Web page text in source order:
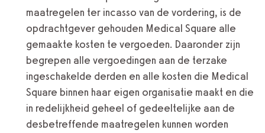
maatregelen ter incasso van de vordering, is de
opdrachtgever gehouden Medical Square alle
gemaakte kosten te vergoeden. Daaronder zijn
begrepen alle vergoedingen aan de terzake
ingeschakelde derden en alle kosten die Medical
Square binnen haar eigen organisatie maakt en die
in redelijkheid geheel of gedeeltelijke aan de
desbetreffende maatregelen kunnen worden